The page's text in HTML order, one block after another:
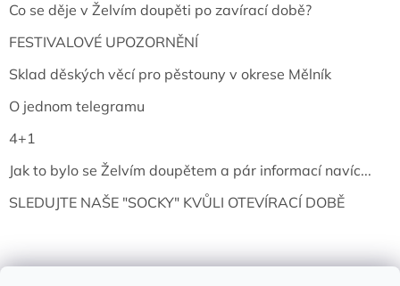
Co se děje v Želvím doupěti po zavírací době?
FESTIVALOVÉ UPOZORNĚNÍ
Sklad děských věcí pro pěstouny v okrese Mělník
O jednom telegramu
4+1
Jak to bylo se Želvím doupětem a pár informací navíc...
SLEDUJTE NAŠE "SOCKY" KVŮLI OTEVÍRACÍ DOBĚ